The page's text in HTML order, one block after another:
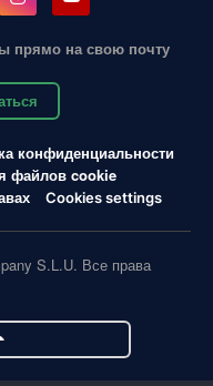
прямо на свою почту
конфиденциальности
файлов cookie
Cookies settings
S.L.U. Все права